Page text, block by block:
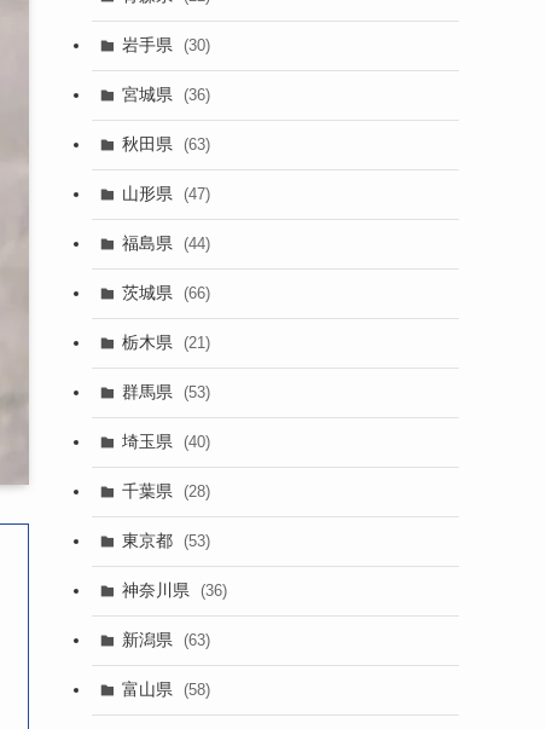
岩手県 (30)
宮城県 (36)
秋田県 (63)
山形県 (47)
福島県 (44)
茨城県 (66)
栃木県 (21)
群馬県 (53)
埼玉県 (40)
千葉県 (28)
東京都 (53)
神奈川県 (36)
新潟県 (63)
富山県 (58)